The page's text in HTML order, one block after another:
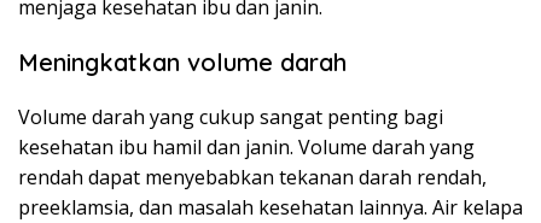
menjaga kesehatan ibu dan janin.
Meningkatkan volume darah
Volume darah yang cukup sangat penting bagi
kesehatan ibu hamil dan janin. Volume darah yang
rendah dapat menyebabkan tekanan darah rendah,
preeklamsia, dan masalah kesehatan lainnya. Air kelapa